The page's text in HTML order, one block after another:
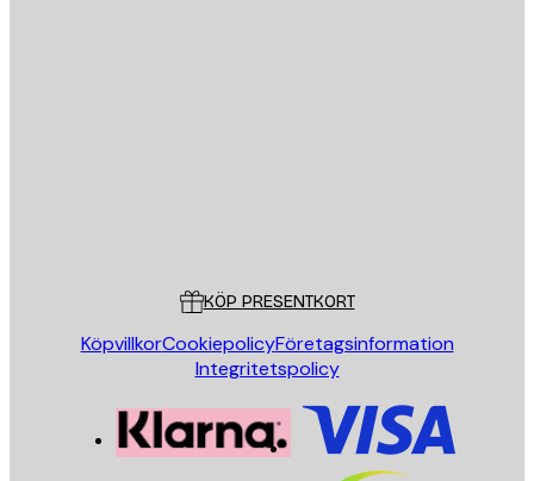
KÖP PRESENTKORT
KöpvillkorCookiepolicyFöretagsinformation
Integritetspolicy